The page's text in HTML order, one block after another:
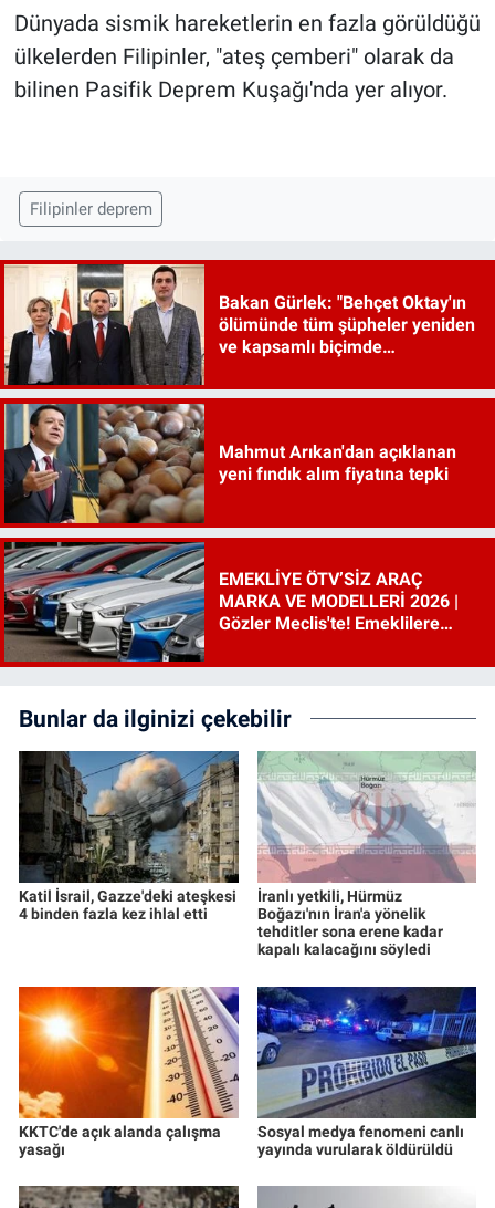
Dünyada sismik hareketlerin en fazla görüldüğü
ülkelerden Filipinler, "ateş çemberi" olarak da
bilinen Pasifik Deprem Kuşağı'nda yer alıyor.
Filipinler deprem
Bakan Gürlek: "Behçet Oktay'ın
ölümünde tüm şüpheler yeniden
ve kapsamlı biçimde
Mahmut Arıkan'dan açıklanan
yeni fındık alım fiyatına tepki
EMEKLİYE ÖTV’SİZ ARAÇ
MARKA VE MODELLERİ 2026 |
Gözler Meclis'te! Emeklilere
ne?
Bunlar da ilginizi çekebilir
Katil İsrail, Gazze'deki ateşkesi
4 binden fazla kez ihlal etti
İranlı yetkili, Hürmüz
Boğazı'nın İran'a yönelik
tehditler sona erene kadar
kapalı kalacağını söyledi
KKTC'de açık alanda çalışma
yasağı
Sosyal medya fenomeni canlı
yayında vurularak öldürüldü